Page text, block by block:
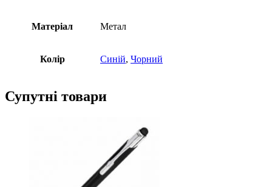
Матеріал Метал
Колір Синій, Чорний
Супутні товари